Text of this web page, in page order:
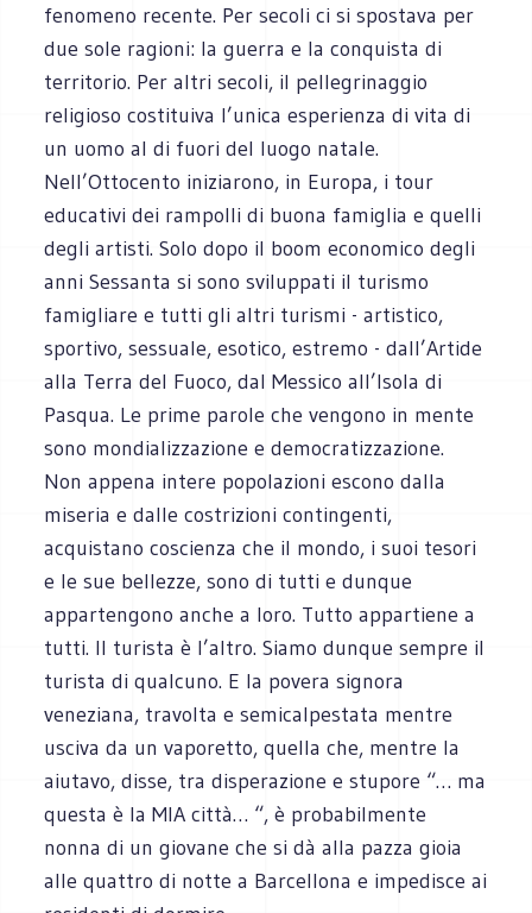
fenomeno recente. Per secoli ci si spostava per
due sole ragioni: la guerra e la conquista di
territorio. Per altri secoli, il pellegrinaggio
religioso costituiva l’unica esperienza di vita di
un uomo al di fuori del luogo natale.
Nell’Ottocento iniziarono, in Europa, i tour
educativi dei rampolli di buona famiglia e quelli
degli artisti. Solo dopo il boom economico degli
anni Sessanta si sono sviluppati il turismo
famigliare e tutti gli altri turismi - artistico,
sportivo, sessuale, esotico, estremo - dall’Artide
alla Terra del Fuoco, dal Messico all’Isola di
Pasqua. Le prime parole che vengono in mente
sono mondializzazione e democratizzazione.
Non appena intere popolazioni escono dalla
miseria e dalle costrizioni contingenti,
acquistano coscienza che il mondo, i suoi tesori
e le sue bellezze, sono di tutti e dunque
appartengono anche a loro. Tutto appartiene a
tutti. Il turista è l’altro. Siamo dunque sempre il
turista di qualcuno. E la povera signora
veneziana, travolta e semicalpestata mentre
usciva da un vaporetto, quella che, mentre la
aiutavo, disse, tra disperazione e stupore “… ma
questa è la MIA città… “, è probabilmente
nonna di un giovane che si dà alla pazza gioia
alle quattro di notte a Barcellona e impedisce ai